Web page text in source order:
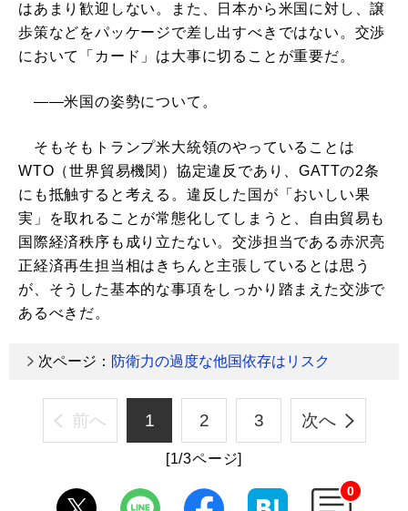
はあまり歓迎しない。また、日本から米国に対し、譲
歩策などをパッケージで差し出すべきではない。交渉
において「カード」は大事に切ることが重要だ。
――米国の姿勢について。
そもそもトランプ米大統領のやっていることは
WTO（世界貿易機関）協定違反であり、GATTの2条
にも抵触すると考える。違反した国が「おいしい果
実」を取れることが常態化してしまうと、自由貿易も
国際経済秩序も成り立たない。交渉担当である赤沢亮
正経済再生担当相はきちんと主張しているとは思う
が、そうした基本的な事項をしっかり踏まえた交渉で
あるべきだ。
次ページ： 防衛力の過度な他国依存はリスク
前へ 1 2 3 次へ
[1/3ページ]
0